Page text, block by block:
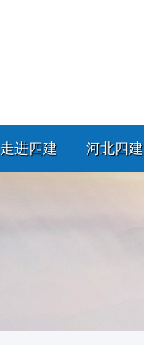
走进四建 河北四建